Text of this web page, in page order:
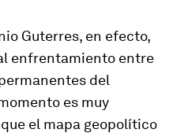
Guterres, en efecto,
enfrentamiento entre
del
es muy
el mapa geopolítico